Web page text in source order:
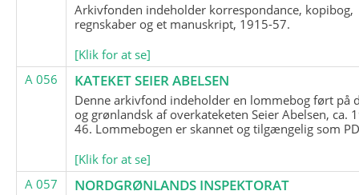
Arkivfonden indeholder korrespondance, kopibog,
regnskaber og et manuskript, 1915-57.
[Klik for at se]
A 056
KATEKET SEIER ABELSEN
Denne arkivfond indeholder en lommebog ført på
og grønlandsk af overkateketen Seier Abelsen, ca.
46. Lommebogen er skannet og tilgængelig som
[Klik for at se]
A 057
NORDGRØNLANDS INSPEKTORAT